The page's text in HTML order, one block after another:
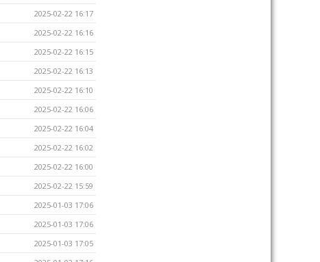
2025-02-22 16:17
2025-02-22 16:16
2025-02-22 16:15
2025-02-22 16:13
2025-02-22 16:10
2025-02-22 16:06
2025-02-22 16:04
2025-02-22 16:02
2025-02-22 16:00
2025-02-22 15:59
2025-01-03 17:06
2025-01-03 17:06
2025-01-03 17:05